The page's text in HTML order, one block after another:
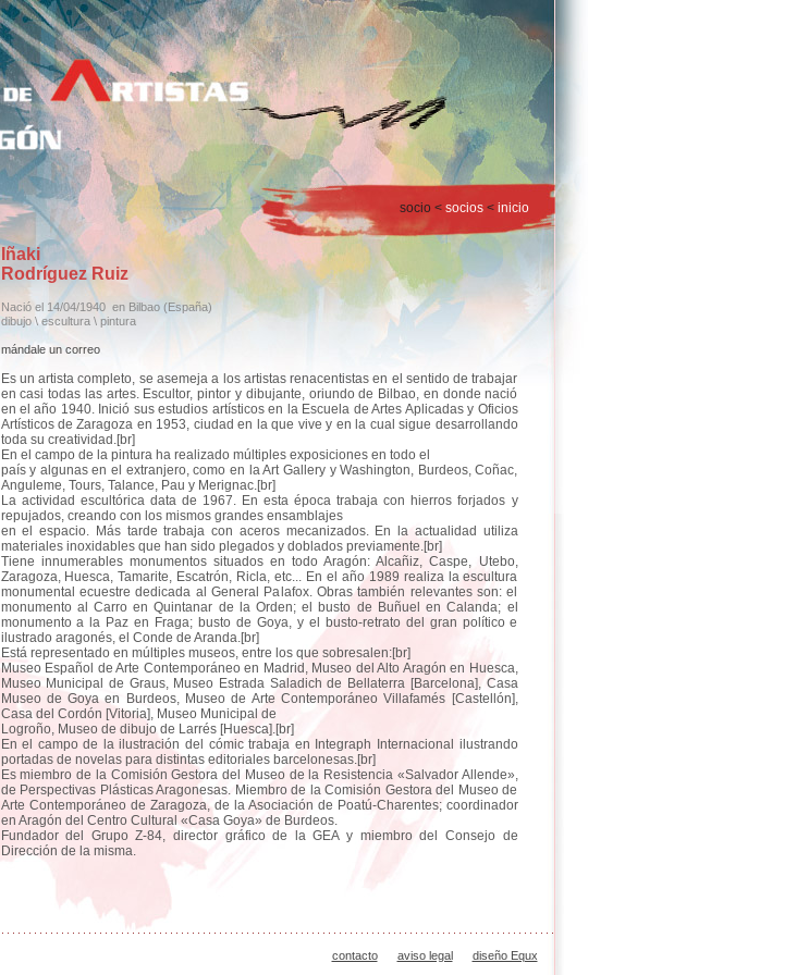
socio < socios< inicio
Iñaki
Rodríguez Ruiz
Nació el 14/04/1940 en Bilbao (España)
dibujo \ escultura \ pintura
mándale un correo
Es un artista completo, se asemeja a los artistas renacentistas en el sentido de trabajar
en casi todas las artes. Escultor, pintor y dibujante, oriundo de Bilbao, en donde nació
en el año 1940. Inició sus estudios artísticos en la Escuela de Artes Aplicadas y Oficios
Artísticos de Zaragoza en 1953, ciudad en la que vive y en la cual sigue desarrollando
toda su creatividad.[br]
En el campo de la pintura ha realizado múltiples exposiciones en todo el
país y algunas en el extranjero, como en la Art Gallery y Washington, Burdeos, Coñac,
Anguleme, Tours, Talance, Pau y Merignac.[br]
La actividad escultórica data de 1967. En esta época trabaja con hierros forjados y
repujados, creando con los mismos grandes ensamblajes
en el espacio. Más tarde trabaja con aceros mecanizados. En la actualidad utiliza
materiales inoxidables que han sido plegados y doblados previamente.[br]
Tiene innumerables monumentos situados en todo Aragón: Alcañiz, Caspe, Utebo,
Zaragoza, Huesca, Tamarite, Escatrón, Ricla, etc... En el año 1989 realiza la escultura
monumental ecuestre dedicada al General Palafox. Obras también relevantes son: el
monumento al Carro en Quintanar de la Orden; el busto de Buñuel en Calanda; el
monumento a la Paz en Fraga; busto de Goya, y el busto-retrato del gran político e
ilustrado aragonés, el Conde de Aranda.[br]
Está representado en múltiples museos, entre los que sobresalen:[br]
Museo Español de Arte Contemporáneo en Madrid, Museo del Alto Aragón en Huesca,
Museo Municipal de Graus, Museo Estrada Saladich de Bellaterra [Barcelona], Casa
Museo de Goya en Burdeos, Museo de Arte Contemporáneo Villafamés [Castellón],
Casa del Cordón [Vitoria], Museo Municipal de
Logroño, Museo de dibujo de Larrés [Huesca].[br]
En el campo de la ilustración del cómic trabaja en Integraph Internacional ilustrando
portadas de novelas para distintas editoriales barcelonesas.[br]
Es miembro de la Comisión Gestora del Museo de la Resistencia «Salvador Allende»,
de Perspectivas Plásticas Aragonesas. Miembro de la Comisión Gestora del Museo de
Arte Contemporáneo de Zaragoza, de la Asociación de Poatú-Charentes; coordinador
en Aragón del Centro Cultural «Casa Goya» de Burdeos.
Fundador del Grupo Z-84, director gráfico de la GEA y miembro del Consejo de
Dirección de la misma.
contacto aviso legal diseño Equx